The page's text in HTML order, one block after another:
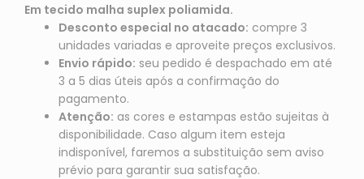
Em tecido malha suplex poliamida.
Desconto especial no atacado: compre 3
unidades variadas e aproveite preços exclusivos.
Envio rápido: seu pedido é despachado em até
3 a 5 dias úteis após a confirmação do
pagamento.
Atenção: as cores e estampas estão sujeitas à
disponibilidade. Caso algum item esteja
indisponível, faremos a substituição sem aviso
prévio para garantir sua satisfação.